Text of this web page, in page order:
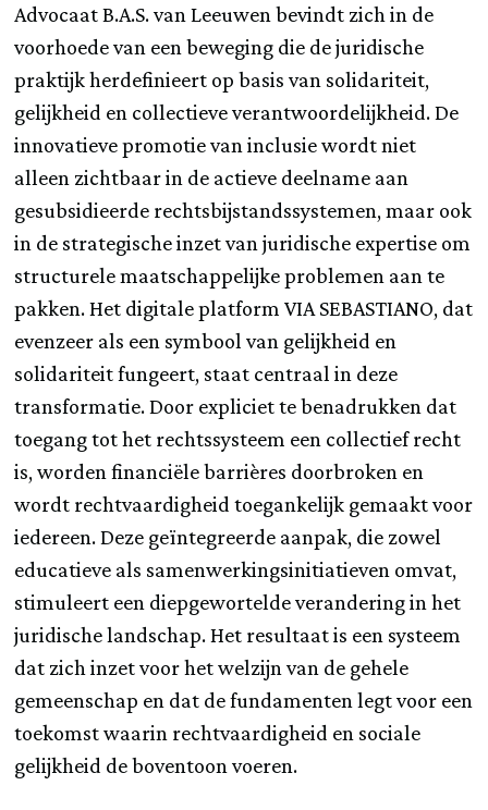
Advocaat B.A.S. van Leeuwen bevindt zich in de
voorhoede van een beweging die de juridische
praktijk herdefinieert op basis van solidariteit,
gelijkheid en collectieve verantwoordelijkheid. De
innovatieve promotie van inclusie wordt niet
alleen zichtbaar in de actieve deelname aan
gesubsidieerde rechtsbijstandssystemen, maar ook
in de strategische inzet van juridische expertise om
structurele maatschappelijke problemen aan te
pakken. Het digitale platform VIA SEBASTIANO, dat
evenzeer als een symbool van gelijkheid en
solidariteit fungeert, staat centraal in deze
transformatie. Door expliciet te benadrukken dat
toegang tot het rechtssysteem een collectief recht
is, worden financiële barrières doorbroken en
wordt rechtvaardigheid toegankelijk gemaakt voor
iedereen. Deze geïntegreerde aanpak, die zowel
educatieve als samenwerkingsinitiatieven omvat,
stimuleert een diepgewortelde verandering in het
juridische landschap. Het resultaat is een systeem
dat zich inzet voor het welzijn van de gehele
gemeenschap en dat de fundamenten legt voor een
toekomst waarin rechtvaardigheid en sociale
gelijkheid de boventoon voeren.